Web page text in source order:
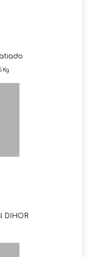
Kg
DIHOR